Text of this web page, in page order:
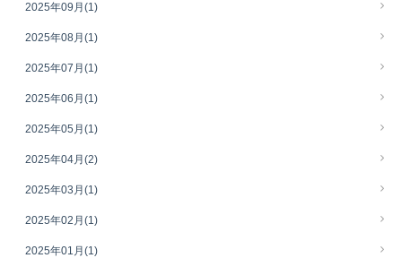
2025年09月 (1)
2025年08月 (1)
2025年07月 (1)
2025年06月 (1)
2025年05月 (1)
2025年04月 (2)
2025年03月 (1)
2025年02月 (1)
2025年01月 (1)